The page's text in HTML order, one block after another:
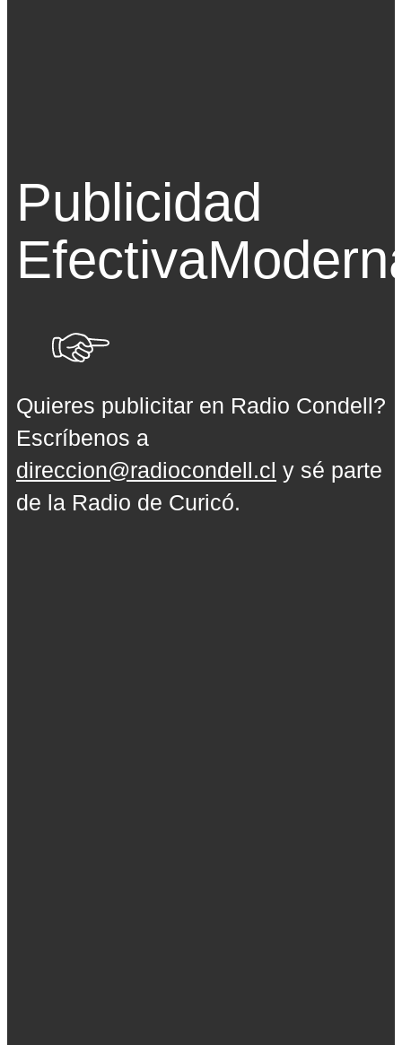
Publicidad
Efectiva
Quieres publicitar en Radio Condell?
Escríbenos a
direccion@radiocondell.cl y sé parte
de la Radio de Curicó.